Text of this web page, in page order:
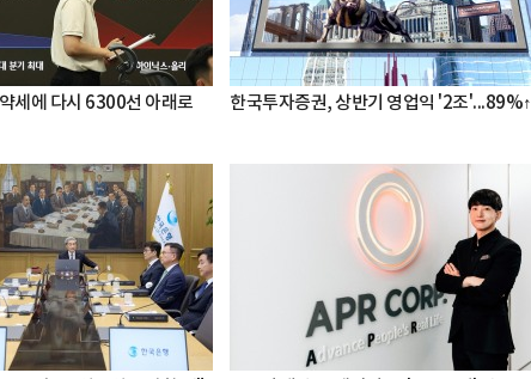
세에 다시 6300선 아래로 한국투자증권, 상반기 영업익 '2조'...89%↑